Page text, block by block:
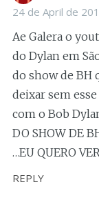
24 de April de
Ae Galera o
do Dylan em
do show de BH
deixar sem
com o Bob
DO SHOW DE
…EU QUERO
REPLY